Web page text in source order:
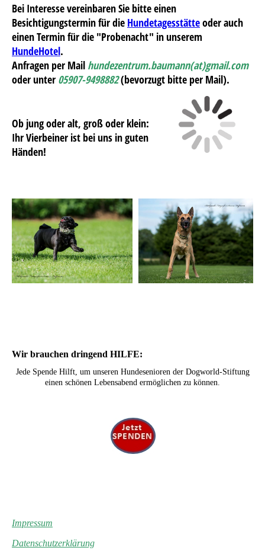
Bei Interesse vereinbaren Sie bitte einen
Besichtigungstermin für die Hundetagesstätteoder auch
einen Termin für die "Probenacht" in unserem
HundeHotel.
Anfragen per Mail hundezentrum.baumann(at)gmail.com
oder unter 05907-9498882(bevorzugt bitte per Mail).
Ob jung oder alt, groß oder klein:
Ihr Vierbeiner ist bei uns in guten
Händen!
Wir brauchen dringend HILFE:
Jede Spende Hilft, um unseren Hundesenioren der Dogworld-Stiftung
einen schönen Lebensabend ermöglichen zu können.
Impressum
Datenschutzerklärung